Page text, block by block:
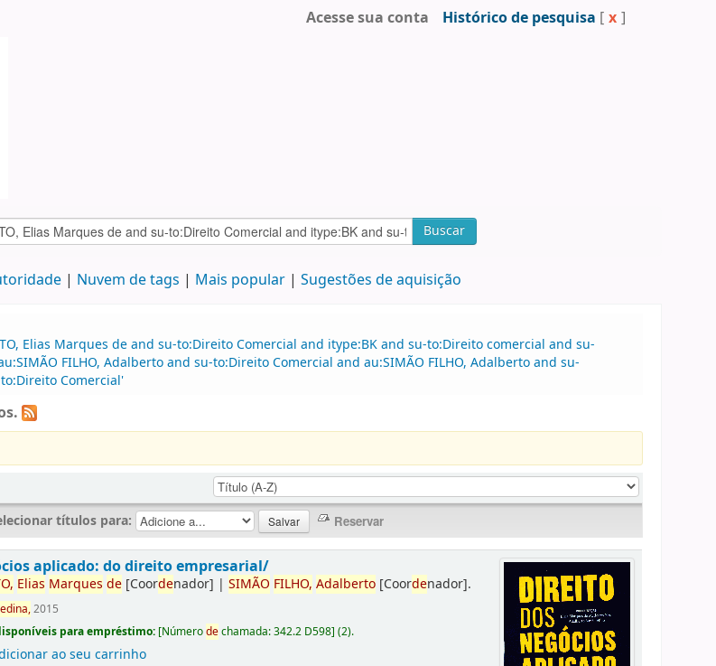
Acesse sua conta Histórico de pesquisa [ x ]
Buscar
Nuvem de tags Mais popular Sugestões de aquisição
Elias Marques de and su-to:Direito Comercial and itype:BK and su-to:Direito comercial and su-
FILHO, Adalberto and su-to:Direito Comercial and au:SIMÃO FILHO, Adalberto and su-
Comercial'
títulos para:
aplicado: do direito empresarial/
Elias Marques de [Coordenador] |SIMÃO FILHO, Adalberto [Coordenador].
2015
para empréstimo: [Númerodechamada:342.2 D598](2).
ao seu carrinho